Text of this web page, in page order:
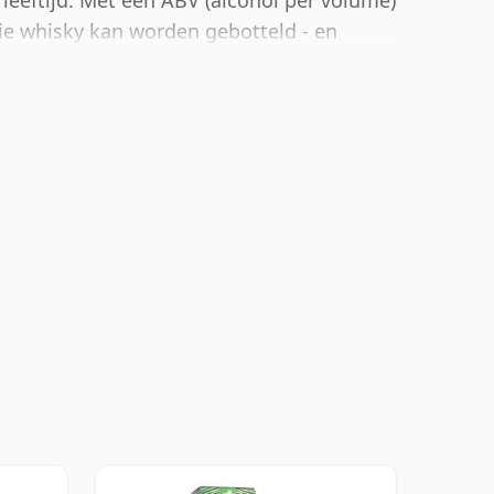
whisky kan worden gebotteld - en
"standaard" sterkte.